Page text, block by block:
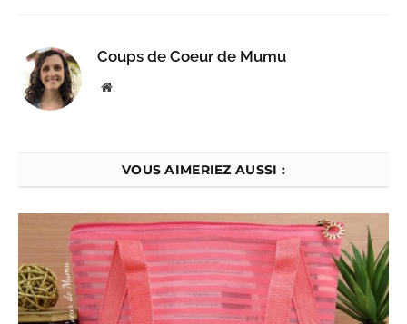
Coups de Coeur de Mumu
Website
VOUS AIMERIEZ AUSSI :